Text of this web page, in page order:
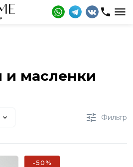
и масленки
Фильтр
-50%